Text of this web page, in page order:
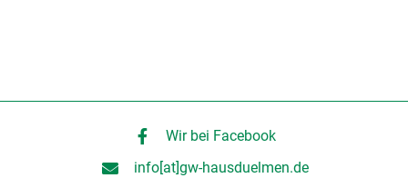
Wir bei Facebook
info[at]gw-hausduelmen.de